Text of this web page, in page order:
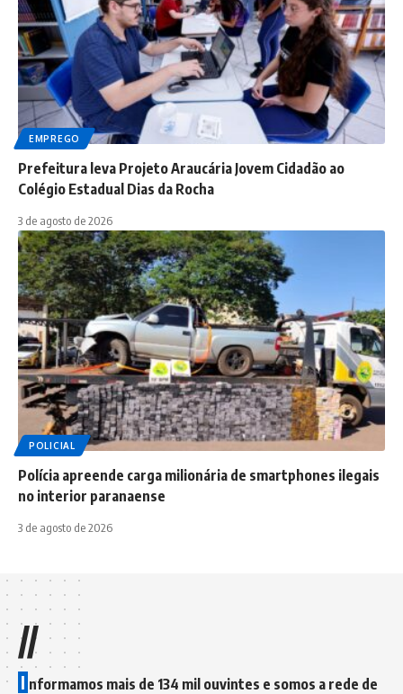
EMPREGO
Prefeitura leva Projeto Araucária Jovem Cidadão ao
Colégio Estadual Dias da Rocha
3 de agosto de 2026
POLICIAL
Polícia apreende carga milionária de smartphones ilegais
no interior paranaense
3 de agosto de 2026
//
I nformamos mais de 134 mil ouvintes e somos a rede de